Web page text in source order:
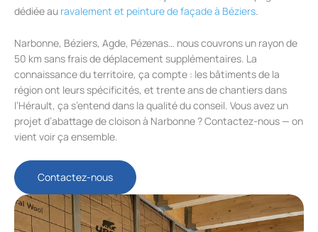
dédiée au ravalement et peinture de façade à Béziers.
Narbonne, Béziers, Agde, Pézenas… nous couvrons un rayon de
50 km sans frais de déplacement supplémentaires. La
connaissance du territoire, ça compte : les bâtiments de la
région ont leurs spécificités, et trente ans de chantiers dans
l’Hérault, ça s’entend dans la qualité du conseil. Vous avez un
projet d’abattage de cloison à Narbonne ? Contactez-nous — on
vient voir ça ensemble.
Contactez-nous